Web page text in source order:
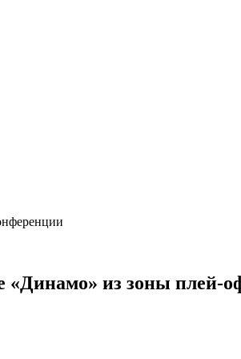
«Динамо» из зоны плей-